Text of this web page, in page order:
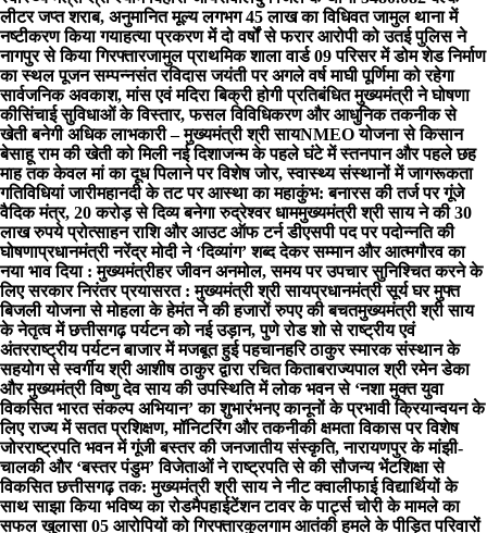
लीटर जप्त शराब, अनुमानित मूल्य लगभग 45 लाख का विधिवत जामुल थाना में
नष्टीकरण किया गयाहत्या प्रकरण में दो वर्षों से फरार आरोपी को उतई पुलिस ने
नागपुर से किया गिरफ्तारजामुल प्राथमिक शाला वार्ड 09 परिसर में डोम शेड निर्माण
का स्थल पूजन सम्पन्नसंत रविदास जयंती पर अगले वर्ष माघी पूर्णिमा को रहेगा
सार्वजनिक अवकाश, मांस एवं मदिरा बिक्री होगी प्रतिबंधित मुख्यमंत्री ने घोषणा
कीसिंचाई सुविधाओं के विस्तार, फसल विविधिकरण और आधुनिक तकनीक से
खेती बनेगी अधिक लाभकारी – मुख्यमंत्री श्री सायNMEO योजना से किसान
बेसाहू राम की खेती को मिली नई दिशाजन्म के पहले घंटे में स्तनपान और पहले छह
माह तक केवल मां का दूध पिलाने पर विशेष जोर, स्वास्थ्य संस्थानों में जागरूकता
गतिविधियां जारीमहानदी के तट पर आस्था का महाकुंभ: बनारस की तर्ज पर गूंजे
वैदिक मंत्र, 20 करोड़ से दिव्य बनेगा रुद्रेश्वर धाममुख्यमंत्री श्री साय ने की 30
लाख रुपये प्रोत्साहन राशि और आउट ऑफ टर्न डीएसपी पद पर पदोन्नति की
घोषणाप्रधानमंत्री नरेंद्र मोदी ने ‘दिव्यांग’ शब्द देकर सम्मान और आत्मगौरव का
नया भाव दिया : मुख्यमंत्रीहर जीवन अनमोल, समय पर उपचार सुनिश्चित करने के
लिए सरकार निरंतर प्रयासरत : मुख्यमंत्री श्री सायप्रधानमंत्री सूर्य घर मुफ्त
बिजली योजना से मोहला के हेमंत ने की हजारों रुपए की बचतमुख्यमंत्री श्री साय
के नेतृत्व में छत्तीसगढ़ पर्यटन को नई उड़ान, पुणे रोड शो से राष्ट्रीय एवं
अंतरराष्ट्रीय पर्यटन बाजार में मजबूत हुई पहचानहरि ठाकुर स्मारक संस्थान के
सहयोग से स्वर्गीय श्री आशीष ठाकुर द्वारा रचित किताबराज्यपाल श्री रमेन डेका
और मुख्यमंत्री विष्णु देव साय की उपस्थिति में लोक भवन से ‘नशा मुक्त युवा
विकसित भारत संकल्प अभियान’ का शुभारंभनए कानूनों के प्रभावी क्रियान्वयन के
लिए राज्य में सतत प्रशिक्षण, मॉनिटरिंग और तकनीकी क्षमता विकास पर विशेष
जोरराष्ट्रपति भवन में गूंजी बस्तर की जनजातीय संस्कृति, नारायणपुर के मांझी-
चालकी और ‘बस्तर पंडुम’ विजेताओं ने राष्ट्रपति से की सौजन्य भेंटशिक्षा से
विकसित छत्तीसगढ़ तक: मुख्यमंत्री श्री साय ने नीट क्वालीफाई विद्यार्थियों के
साथ साझा किया भविष्य का रोडमैपहाईटेंशन टावर के पार्ट्स चोरी के मामले का
सफल खुलासा 05 आरोपियों को गिरफ्तारकुलगाम आतंकी हमले के पीड़ित परिवारों